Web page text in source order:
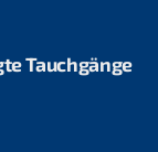
Tauchgänge